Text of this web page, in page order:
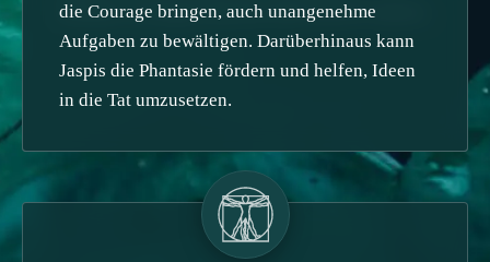
nehmen«) bringen und die Willenskraft stärken.
die Courage bringen, auch unangenehme
Aufgaben zu bewältigen. Darüberhinaus kann
Jaspis die Phantasie fördern und helfen, Ideen
in die Tat umzusetzen.